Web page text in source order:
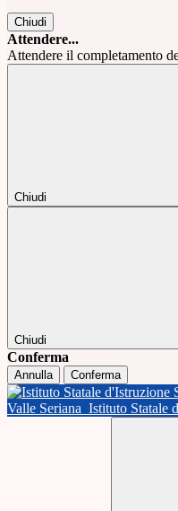
Chiudi
Attendere...
Attendere il completamento
Chiudi
Chiudi
Conferma
Annulla Conferma
Valle Seriana Istituto Statale